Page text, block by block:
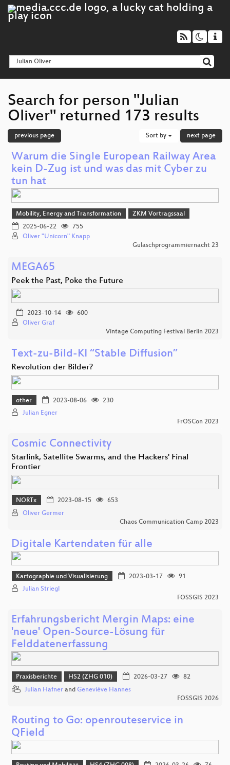
Search for person "Julian
Oliver" returned 173 results
previous page Sort by next page
Warum die Single European Railway Area
kein D-Zug ist und was das mit Cyber zu
tun hat
Mobility, Energy and Transformation
ZKM Vortragssaal
2025-06-22
755
Oliver "Unicorn" Knapp
Gulaschprogrammiernacht 23
MEGA65
Peek the Past, Poke the Future
2023-10-14
600
Oliver Graf
Vintage Computing Festival Berlin 2023
Text-zu-Bild-KI “Stable Diffusion”
Revolution der Bilder?
other 2023-08-06
230
Julian Egner
FrOSCon 2023
Cosmic Connectivity
Starlink, Satellite Swarms, and the Hackers' Final
Frontier
NORTx 2023-08-15
653
Oliver Germer
Chaos Communication Camp 2023
Digitale Kartendaten für alle
Kartographie und Visualisierung 2023-03-17
91
Julian Striegl
FOSSGIS 2023
Erfahrungsbericht Mergin Maps: eine
'neue' Open-Source-Lösung für
Felddatenerfassung
Praxisberichte HS2 (ZHG 010) 2026-03-27
82
Julian Hafner and Geneviève Hannes
FOSSGIS 2026
Routing to Go: openrouteservice in
QField